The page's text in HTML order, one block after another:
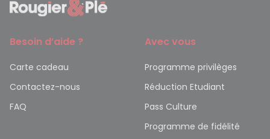
Besoin d’aide ?
Carte cadeau
Contactez-nous
FAQ
Avec vous
Programme privilèges
Réduction Etudiant
Pass Culture
Programme de fidélité